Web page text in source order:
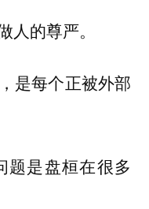
的尊严。
是每个正被外部
题是盘桓在很多